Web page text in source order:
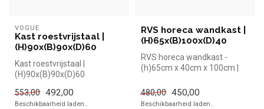
VOGUE
Kast roestvrijstaal |
(H)90x(B)90x(D)60
Kast roestvrijstaal |
(H)90x(B)90x(D)60
553,00 492,00
Beschikbaarheid laden..
RVS horeca wandkast |
(H)65x(B)100x(D)40
RVS horeca wandkast -
(h)65cm x 40cm x 100cm |
de h...
480,00 450,00
Beschikbaarheid laden..